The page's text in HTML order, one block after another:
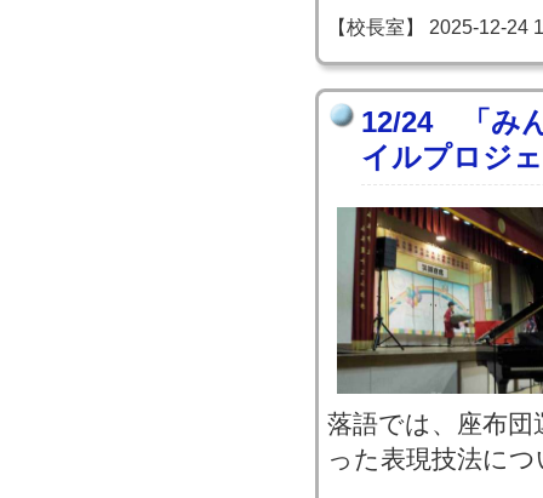
【校長室】 2025-12-24
12/24 「み
イルプロジ
落語では、座布
った表現技法に